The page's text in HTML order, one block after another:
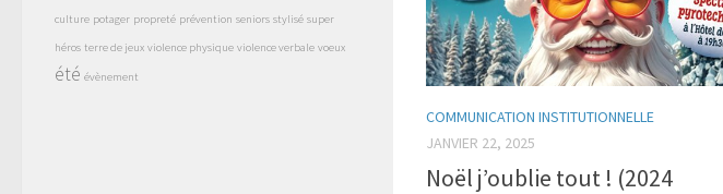
COMMUNICATION INSTITUTIONNELLE
JANVIER 22, 2025
Noël j’oublie tout ! (2024
culture potager propreté prévention seniors stylisé super
héros terre de jeux violence physique violence verbale voeux
été évènement